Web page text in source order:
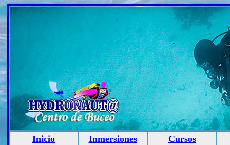
Inicio Inmersiones Cursos